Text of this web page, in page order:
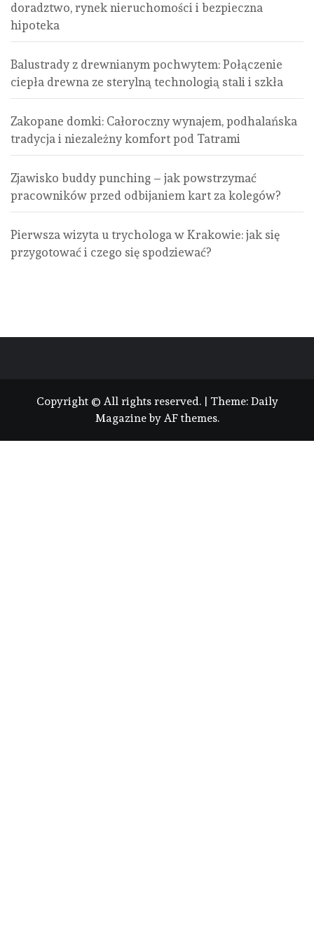
doradztwo, rynek nieruchomości i bezpieczna
hipoteka
Balustrady z drewnianym pochwytem: Połączenie
ciepła drewna ze sterylną technologią stali i szkła
Zakopane domki: Całoroczny wynajem, podhalańska
tradycja i niezależny komfort pod Tatrami
Zjawisko buddy punching – jak powstrzymać
pracowników przed odbijaniem kart za kolegów?
Pierwsza wizyta u trychologa w Krakowie: jak się
przygotować i czego się spodziewać?
Copyright © All rights reserved. | Theme: Daily
Magazineby AF themes.